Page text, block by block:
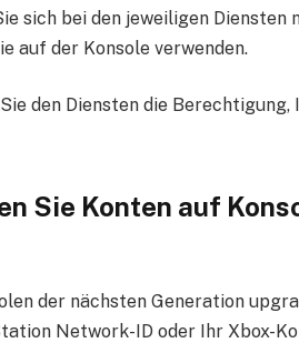
sich bei den jeweiligen Diensten
auf der Konsole verwenden.
den Diensten die
Sie Konten auf
der nächsten Generation
Network-ID oder Ihr Xbox-